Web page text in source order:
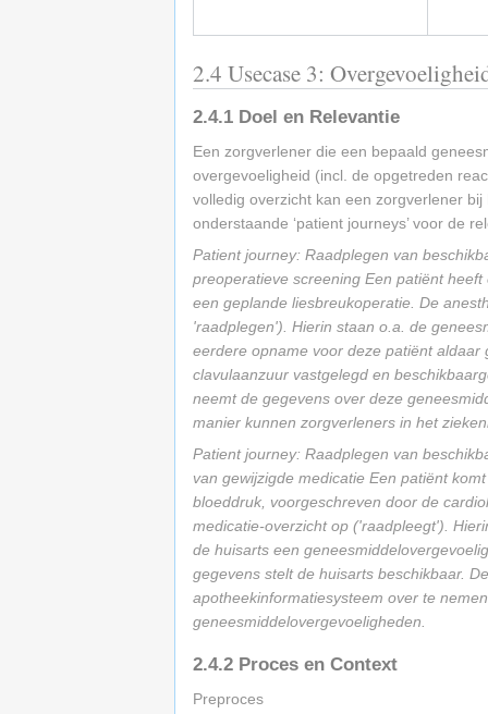
2.4 Usecase 3:
2.4.1 Doel en Relevantie
Een zorgverlener die een bepaald
overgevoeligheid (incl. de opgetreden
volledig overzicht kan een zorgverlener
onderstaande ‘patient journeys’ voor de
Patient journey: Raadplegen van
preoperatieve screening Een patiënt
een geplande liesbreukoperatie. De
'raadplegen'). Hierin staan o.a. de
eerdere opname voor deze patiënt
clavulaanzuur vastgelegd en
neemt de gegevens over deze
manier kunnen zorgverleners in het
Patient journey: Raadplegen van
van gewijzigde medicatie Een patiënt
bloeddruk, voorgeschreven door de
medicatie-overzicht op ('raadpleegt').
de huisarts een
gegevens stelt de huisarts beschikbaar.
apotheekinformatiesysteem over te
geneesmiddelovergevoeligheden.
2.4.2 Proces en Context
Preproces